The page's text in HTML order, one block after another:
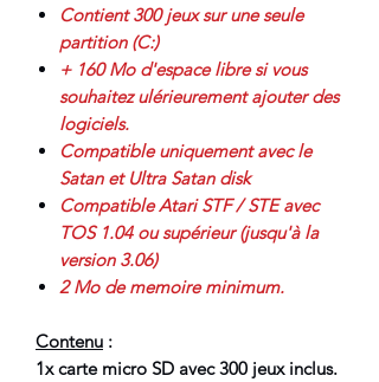
Contient 300 jeux sur une seule
partition (C:)
+ 160 Mo d'espace libre si vous
souhaitez ulérieurement ajouter des
logiciels.
Compatible uniquement avec le
Satan et Ultra Satan disk
Compatible Atari STF / STE avec
TOS 1.04 ou supérieur (jusqu'à la
version 3.06)
2 Mo de memoire minimum.
Contenu :
1x carte micro SD avec 300 jeux inclus.